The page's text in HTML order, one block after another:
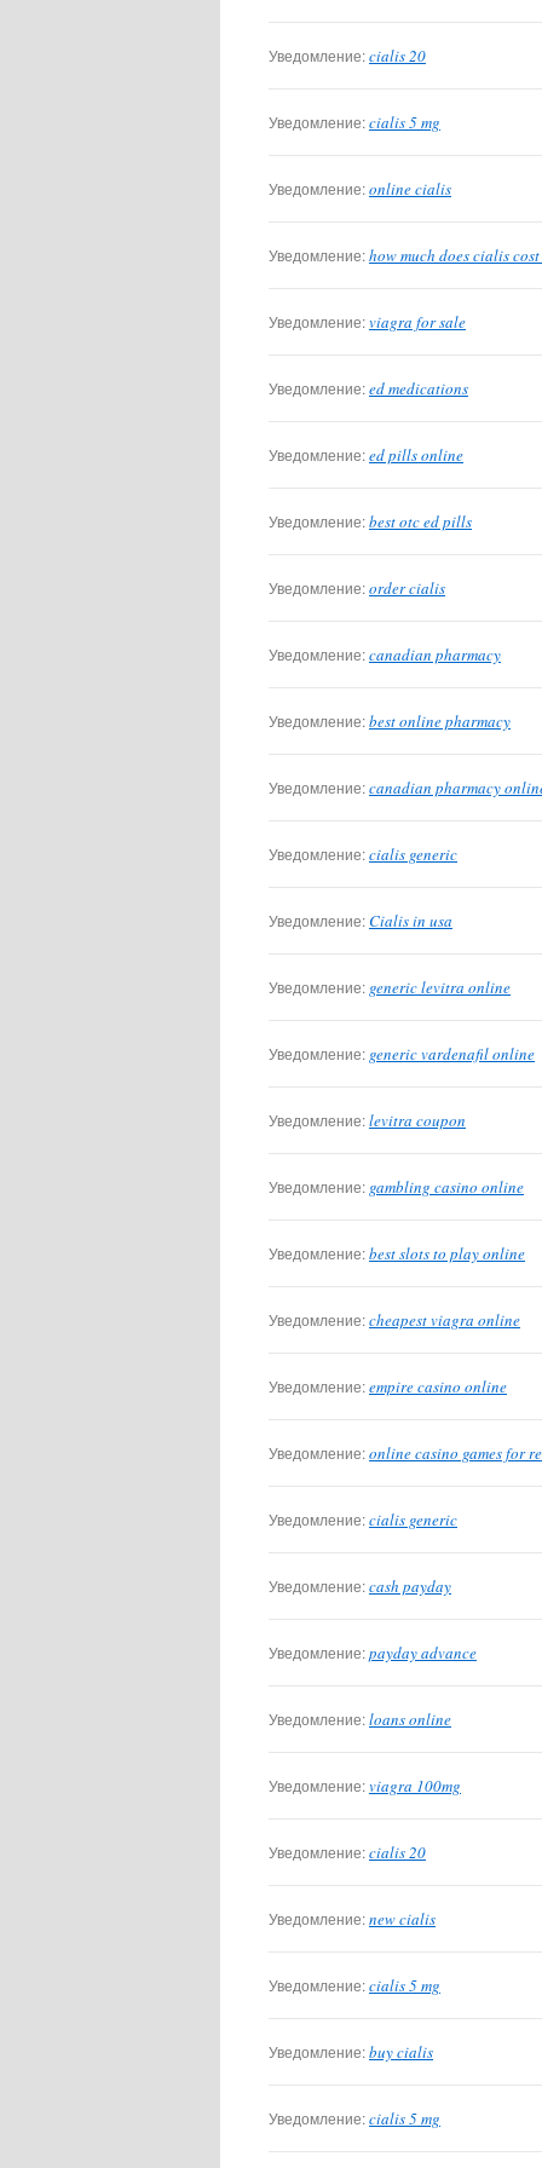
Уведомление:cialis 20
Уведомление:cialis 5 mg
Уведомление:online cialis
Уведомление:how much does cialis
Уведомление:viagra for sale
Уведомление:ed medications
Уведомление:ed pills online
Уведомление:best otc ed pills
Уведомление:order cialis
Уведомление:canadian pharmacy
Уведомление:best online pharmacy
Уведомление:canadian pharmacy
Уведомление:cialis generic
Уведомление:Cialis in usa
Уведомление: generic levitra online
Уведомление: generic vardenafil online
Уведомление:levitra coupon
Уведомление: gambling casino online
Уведомление:best slots to play online
Уведомление:cheapest viagra online
Уведомление:empire casino online
Уведомление:online casino games for
Уведомление:cialis generic
Уведомление:cash payday
Уведомление:payday advance
Уведомление:loans online
Уведомление:viagra 100mg
Уведомление:cialis 20
Уведомление:new cialis
Уведомление:cialis 5 mg
Уведомление:buy cialis
Уведомление:cialis 5 mg